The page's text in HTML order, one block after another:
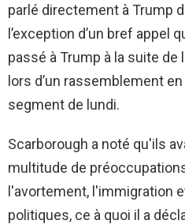
parlé directement à Trump
l’exception d’un bref appel
passé à Trump à la suite de
lors d’un rassemblement
segment de lundi.
Scarborough a noté qu'ils
multitude de
l'avortement, l'immigration
politiques, ce à quoi il a